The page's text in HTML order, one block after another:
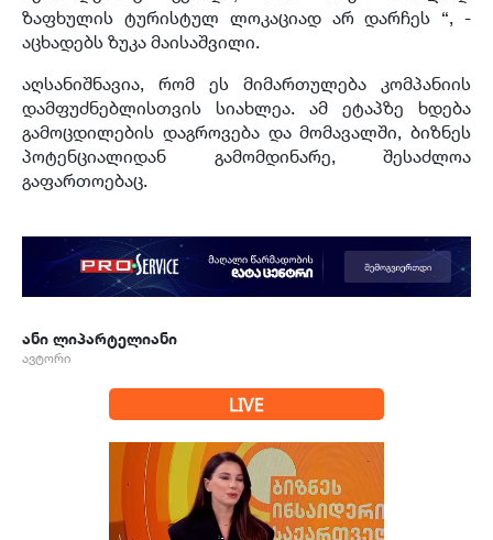
ზაფხულის ტურისტულ ლოკაციად არ დარჩეს “, -
აცხადებს ზუკა მაისაშვილი.
აღსანიშნავია, რომ ეს მიმართულება კომპანიის
დამფუძნებლისთვის სიახლეა. ამ ეტაპზე ხდება
გამოცდილების დაგროვება და მომავალში, ბიზნეს
პოტენციალიდან გამომდინარე, შესაძლოა
გაფართოებაც.
ანი ლიპარტელიანი
ავტორი
LIVE